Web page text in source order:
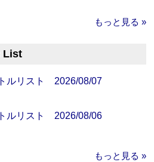
もっと見る »
List
ルリスト 2026/08/07
ルリスト 2026/08/06
もっと見る »